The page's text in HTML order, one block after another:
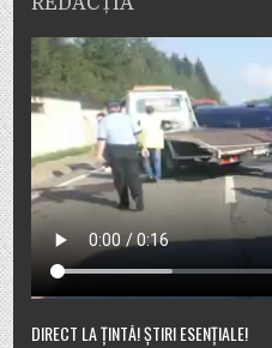
DIRECT LA ȚINTĂ! ȘTIRI ESENȚIALE!